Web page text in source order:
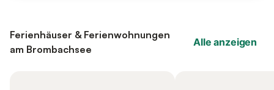
Ferienhäuser & Ferienwohnungen
am Brombachsee
Alle anzeigen